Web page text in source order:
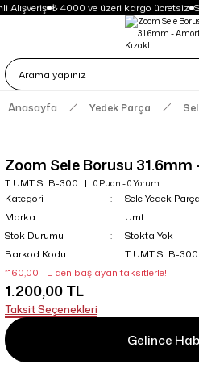
Alışveriş ₺ 4000 ve üzeri kargo ücretsiz
Anasayfa Yedek Parça
Zoom Sele Borusu
T UMT SLB-300 0 Puan - 0 Yorum
Kategori
Sele Yedek
Marka
Umt
Stok Durumu
Stokta Yok
Barkod Kodu
T UMT SLB-300
*160,00 TL den başlayan taksitlerle!
1.200,00 TL
Taksit Seçenekleri
Gelince